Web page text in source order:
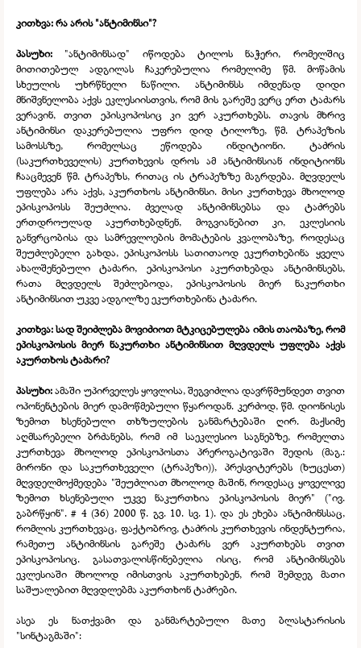
კითხვა: რა არის "ანტიმინსი"?
პასუხი:
"ანტიმინსად" იწოდება ტილოს ნაჭერი, რომელშიც
მითითებულ ადგილას ჩაკერებულია რომელიმე წმ. მოწამის
სხეულის უხრწნელი ნაწილი. ანტიმინსს იმდენად დიდი
მნიშვნელობა აქვს ეკლესიისთვის, რომ მის გარეშე ვერც ერთ ტაძარს
ვერავინ, თვით ეპისკოპოსიც კი ვერ აკურთხებს. თავის მხრივ
ანტიმინსი დაკერებულია უფრო დიდ ტილოზე, წმ. ტრაპეზის
სამოსსზე, რომელსაც ეწოდება ინდიტიონი. ტაძრის
(საკურთხეველის) კურთხევის დროს ამ ანტიმინსიან ინდიტიონს
ჩააცმევენ წმ. ტრაპეზს, რითაც ის ტრაპეზზე მაგრდება. მღვდელს
უფლება არა აქვს, აკურთხოს ანტიმინსი. მისი კურთხევა მხოლოდ
ეპისკოპოსს შეუძლია. ძველად ანტიმინსებსა და ტაძრებს
ერთდროულად აკურთხებდნენ, მოგვიანებით კი, ეკლესიის
განვრცობისა და სამრევლოების მომატების კვალობაზე, როდესაც
შეუძლებელი გახდა, ეპისკოპოსს სათითაოდ ეკურთხებინა ყველა
ახალშენებული ტაძარი, ეპისკოპოსი აკურთხებდა ანტიმინსებს,
რათა მღვდელს შეძლებოდა, ეპისკოპოსის მიერ ნაკურთხი
ანტიმინსით უკვე ადგილზე ეკურთხებინა ტაძარი.
კითხვა: სად შეიძლება მოვიძიოთ მტკიცებულება იმის თაობაზე, რომ
ეპისკოპოსის მიერ ნაკურთხი ანტიმინსით მღვდელს უფლება აქვს
აკურთხოს ტაძარი?
პასუხი:ამაში უპირველეს ყოვლისა, შეგვიძლია დავრწმუნდეთ თვით
ოპონენტების მიერ დამოწმებული წყაროდან. კერძოდ, წმ. დიონისეს
ზემოთ ხსენებული თხზულების განმარტებაში ღირ. მაქსიმე
აღმსარებელი ბრძანებს, რომ იმ საეკლესიო საგნებზე, რომელთა
კურთხევა მხოლოდ ეპისკოპოსთა პრეროგატივაში შედის (მაგ.:
მირონი და საკურთხეველი (ტრაპეზი)), პრესვიტერებს (ხუცესთ)
მღვდელმოქმედება "შეუძლიათ მხოლოდ მაშინ, როდესაც ყოველივე
ზემოთ ხსენებული უკვე ნაკურთხია ეპისკოპოსის მიერ" ("ივ.
გაბრწყინ". # 4 (36) 2000 წ. გვ. 10. სვ. 1). და ეს ეხება ანტიმინსსაც,
რომლის კურთხევაც, ფაქტობრივ, ტაძრის კურთხევის ინდენტურია,
რამეთუ ანტიმინსის გარეშე ტაძარს ვერ აკურთხებს თვით
ეპისკოპოსიც. გასათვალისწინებელია ისიც, რომ ანტიმინსებს
ეკლესიაში მხოლოდ იმისთვის აკურთხებენ, რომ შემდეგ მათი
საშუალებით მღვდლებმა აკურთხონ ტაძრები.
ასეა ეს ნათქვამი და განმარტებული მათე ბლასტარისის
"სინტაგმაში":